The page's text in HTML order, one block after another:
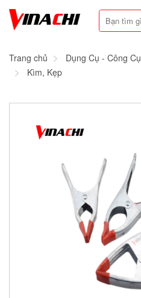
Trang chủ Dụng Cụ - Công Cụ
Kìm, Kẹp